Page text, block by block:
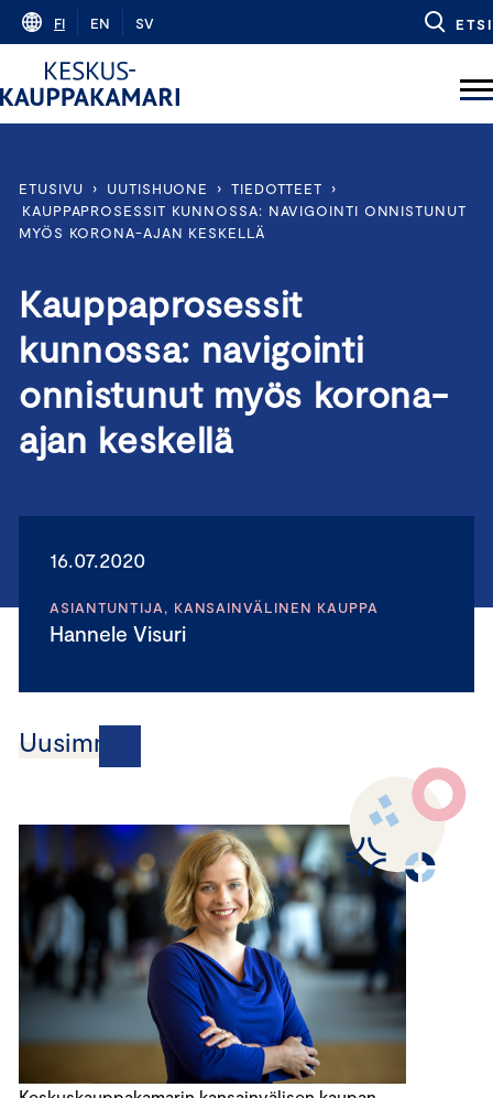
Skip
content
FI EN SV ETSI
ETUSIVU › UUTISHUONE › TIEDOTTEET
›
KAUPPAPROSESSIT KUNNOSSA: NAVIGOINTI ONNISTUNUT
MYÖS KORONA-AJAN KESKELLÄ
Kauppaprosessit
kunnossa: navigointi
onnistunut myös korona-
ajan keskellä
16.07.2020
ASIANTUNTIJA, KANSAINVÄLINEN KAUPPA
Hannele Visuri
Uusimmat